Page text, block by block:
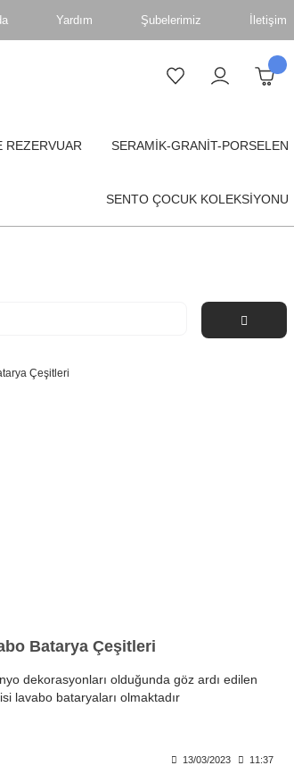
Yardım Şubelerimiz İletişim
REZERVUAR SERAMİK-GRANİT-PORSELEN
SENTO ÇOCUK KOLEKSİYONU
Batarya Çeşitleri
dekorasyonları olduğunda göz ardı edilen
lavabo bataryaları olmaktadır
13/03/2023 11:37